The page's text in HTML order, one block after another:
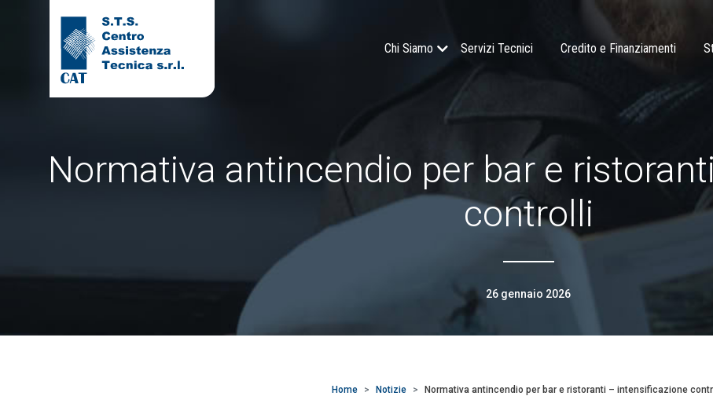
Chi Siamo Servizi Tecnici Credito e Finanziamenti
Normativa antincendio per bar e
controlli
26 gennaio 2026
Home Notizie Normativa antincendio per bar e ristoranti – intensificazione